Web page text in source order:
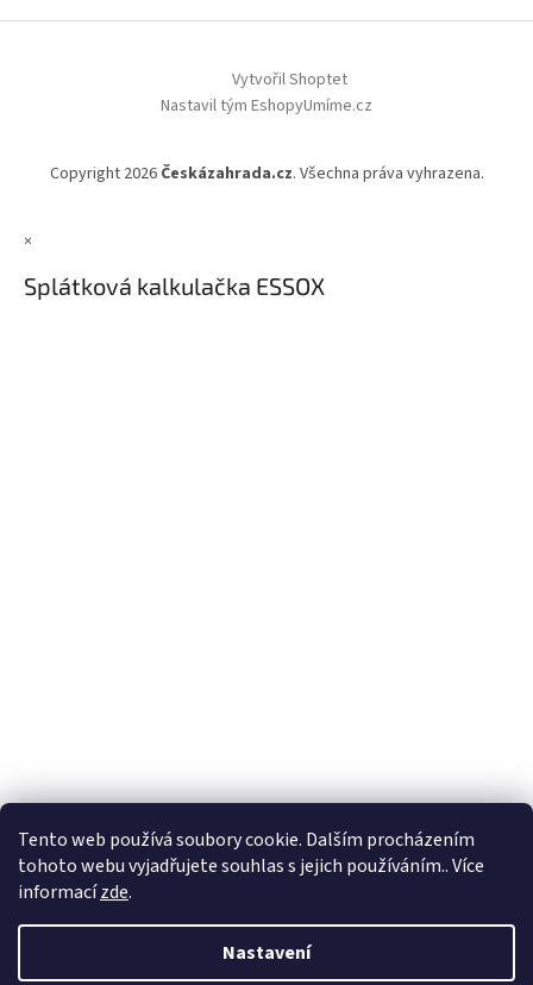
Tento web používá soubory cookie. Dalším procházením
tohoto webu vyjadřujete souhlas s jejich používáním.. Více
informacízde.
Nastavení
Vytvořil Shoptet
Nastavil tým EshopyUmíme.cz
Copyright 2026 Českázahrada.cz. Všechna práva vyhrazena.
×
Splátková kalkulačka ESSOX